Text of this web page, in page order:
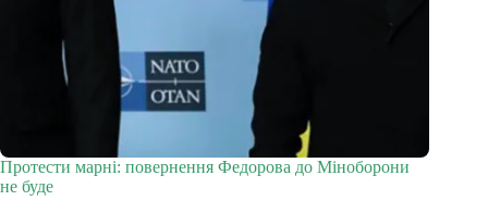
Протести марні: повернення Федорова до Міноборони
не буде